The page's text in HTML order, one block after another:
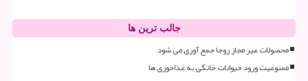
جالب ترین ها
محصولات غیر مجاز روجا جمع آوری می شود
ممنوعیت ورود حیوانات خانگی به غذاخوری ها